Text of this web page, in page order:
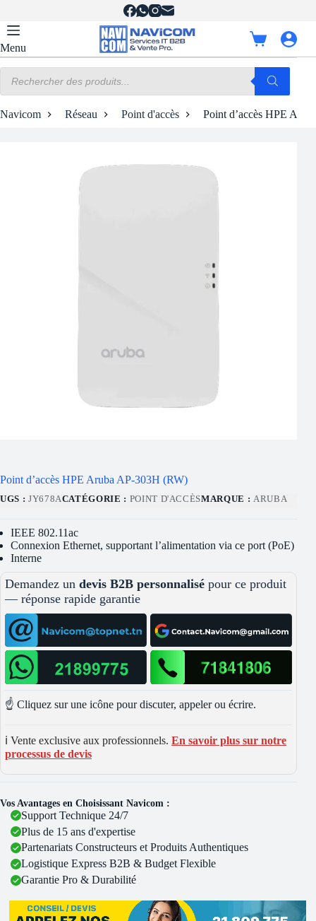
contenu
Menu
Panier
d’achat
produits
Navicom Réseau Point d'accès Point d’accès HPE
Point d’accès HPE Aruba AP-303H (RW)
UGS : JY678ACATÉGORIE : POINT D'ACCÈSMARQUE : ARUBA
IEEE 802.11ac
Connexion Ethernet, supportant l’alimentation via ce port (PoE)
Interne
Demandez un devis B2B personnalisé pour ce produit
— réponse rapide garantie
☝️ Cliquez sur une icône pour discuter, appeler ou écrire.
ℹ️ Vente exclusive aux professionnels. En savoir plus sur notre
processus de devis
Vos Avantages en Choisissant Navicom :
Support Technique 24/7
Plus de 15 ans d'expertise
Partenariats Constructeurs et Produits Authentiques
Logistique Express B2B & Budget Flexible
Garantie Pro & Durabilité